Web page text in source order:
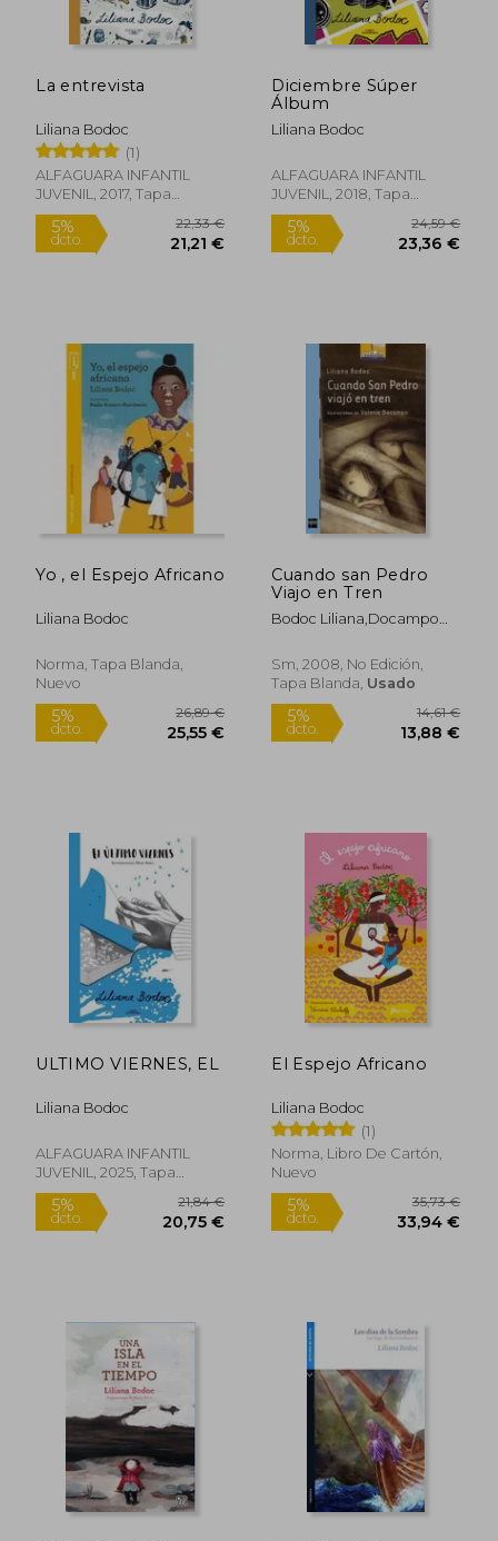
5% 5%
5%
La entrevista
Liliana Bodoc
(1)
ALFAGUARA INFANTIL
JUVENIL, 2017, Tapa
Blanda, Nuevo
dcto. 21,21 €
Diciembre Súper
Álbum
Liliana Bodoc
ALFAGUARA INFANTIL
JUVENIL, 2018, Tapa
Blanda, Nuevo
5%
dcto.
Yo , el Espejo Africano
Liliana Bodoc
Norma, Tapa Blanda,
Nuevo
Cuando san Pedro
Viajo en Tren
Bodoc Liliana,Docampo
Sm, 2008, No Edición,
Tapa Blanda, Usado
ULTIMO VIERNES, EL
Liliana Bodoc
ALFAGUARA INFANTIL
JUVENIL, 2025, Tapa
Blanda, Nuevo
El Espejo Africano
Liliana Bodoc
(1)
Norma, Libro De Cartón,
Nuevo